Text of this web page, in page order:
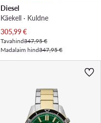
Diesel
Käekell · Kuldne
Praegune hind
305,99€
Tavahind347,95 €
Madalaim hind347,95 €